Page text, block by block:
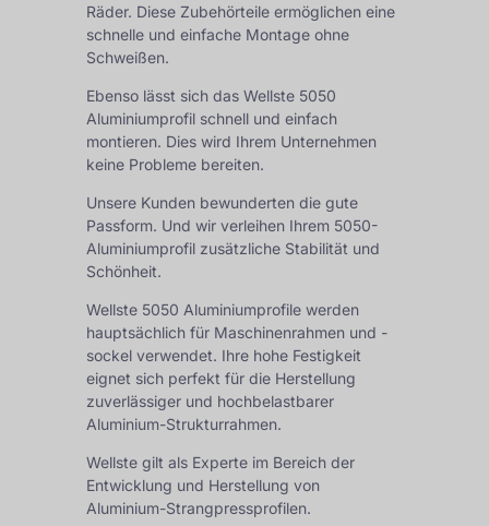
Räder. Diese Zubehörteile ermöglichen eine
schnelle und einfache Montage ohne
Schweißen.
Ebenso lässt sich das Wellste 5050
Aluminiumprofil schnell und einfach
montieren. Dies wird Ihrem Unternehmen
keine Probleme bereiten.
Unsere Kunden bewunderten die gute
Passform. Und wir verleihen Ihrem 5050-
Aluminiumprofil zusätzliche Stabilität und
Schönheit.
Wellste 5050 Aluminiumprofile werden
hauptsächlich für Maschinenrahmen und -
sockel verwendet. Ihre hohe Festigkeit
eignet sich perfekt für die Herstellung
zuverlässiger und hochbelastbarer
Aluminium-Strukturrahmen.
Wellste gilt als Experte im Bereich der
Entwicklung und Herstellung von
Aluminium-Strangpressprofilen.